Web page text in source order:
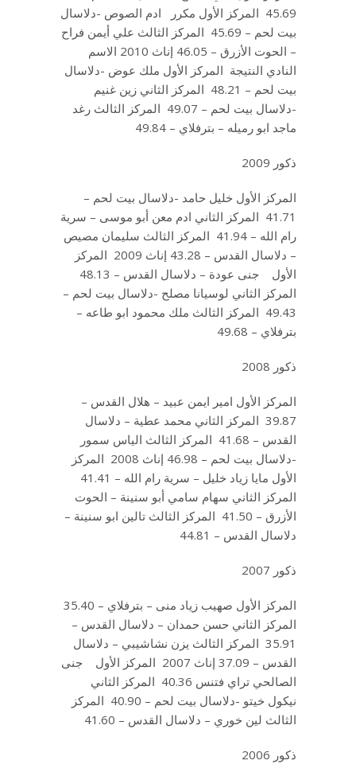
45.69 المركز الأول مكرر ادم الصوص -دلاسال
بيت لحم – 45.69 المركز الثالث علي أيمن فراح
– الحوت الأزرق – 46.05 إناث 2010 الاسم
النادي النتيجة المركز الأول ملك عوض -دلاسال
بيت لحم – 48.21 المركز الثاني زين غنيم
-دلاسال بيت لحم – 49.07 المركز الثالث رغد
ماجد ابو رميله – بترفلاي – 49.84
ذكور 2009
المركز الأول خليل حامد -دلاسال بيت لحم –
41.71 المركز الثاني ادم معن أبو موسى – سرية
رام الله – 41.94 المركز الثالث سليمان مصيص
– دلاسال القدس – 43.28 إناث 2009 المركز
المركز الثاني لوسيانا مصلح -دلاسال بيت لحم –
49.43 المركز الثالث ملك محمود ابو طاعه –
بترفلاي – 49.68
ذكور 2008
المركز الأول امير ايمن عبيد – هلال القدس –
39.87 المركز الثاني محمد عطية – دلاسال
القدس – 41.68 المركز الثالث الياس سمور
-دلاسال بيت لحم – 46.98 إناث 2008 المركز
المركز الثاني سهام سامي أبو سنينة – الحوت
الأزرق – 41.50 المركز الثالث تالين ابو سنينة –
دلاسال القدس – 44.81
ذكور 2007
المركز الأول صهيب زياد منى – بترفلاي – 35.40
المركز الثاني حسن حمدان – دلاسال القدس –
35.91 المركز الثالث يزن نشاشيبي – دلاسال
القدس – 37.09 إناث 2007 المركز الأول جنى
الصالحي تراي فتنس 40.36 المركز الثاني
نيكول خيتو -دلاسال بيت لحم – 40.90 المركز
الثالث لين خوري – دلاسال القدس – 41.60
ذكور 2006